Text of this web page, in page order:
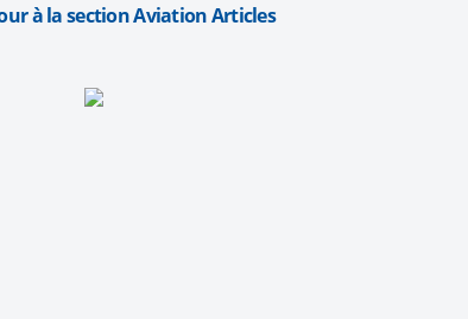
à la section Aviation Articles